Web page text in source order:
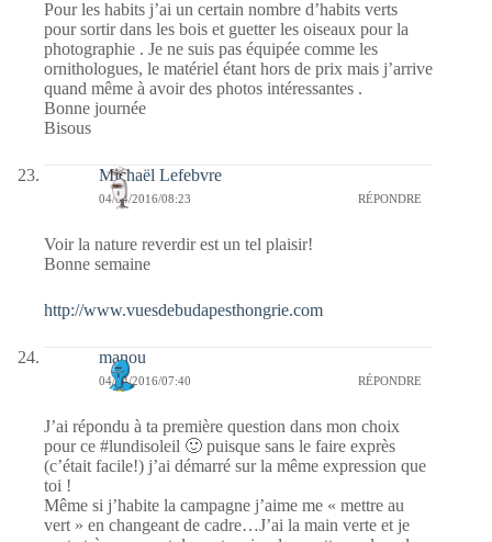
Pour les habits j’ai un certain nombre d’habits verts
pour sortir dans les bois et guetter les oiseaux pour la
photographie . Je ne suis pas équipée comme les
ornithologues, le matériel étant hors de prix mais j’arrive
quand même à avoir des photos intéressantes .
Bonne journée
Bisous
Michaël Lefebvre
04/04/2016/08:23 RÉPONDRE
Voir la nature reverdir est un tel plaisir!
Bonne semaine
http://www.vuesdebudapesthongrie.com
manou
04/04/2016/07:40 RÉPONDRE
J’ai répondu à ta première question dans mon choix
pour ce #lundisoleil 🙂 puisque sans le faire exprès
(c’était facile!) j’ai démarré sur la même expression que
toi !
Même si j’habite la campagne j’aime me « mettre au
vert » en changeant de cadre…J’ai la main verte et je